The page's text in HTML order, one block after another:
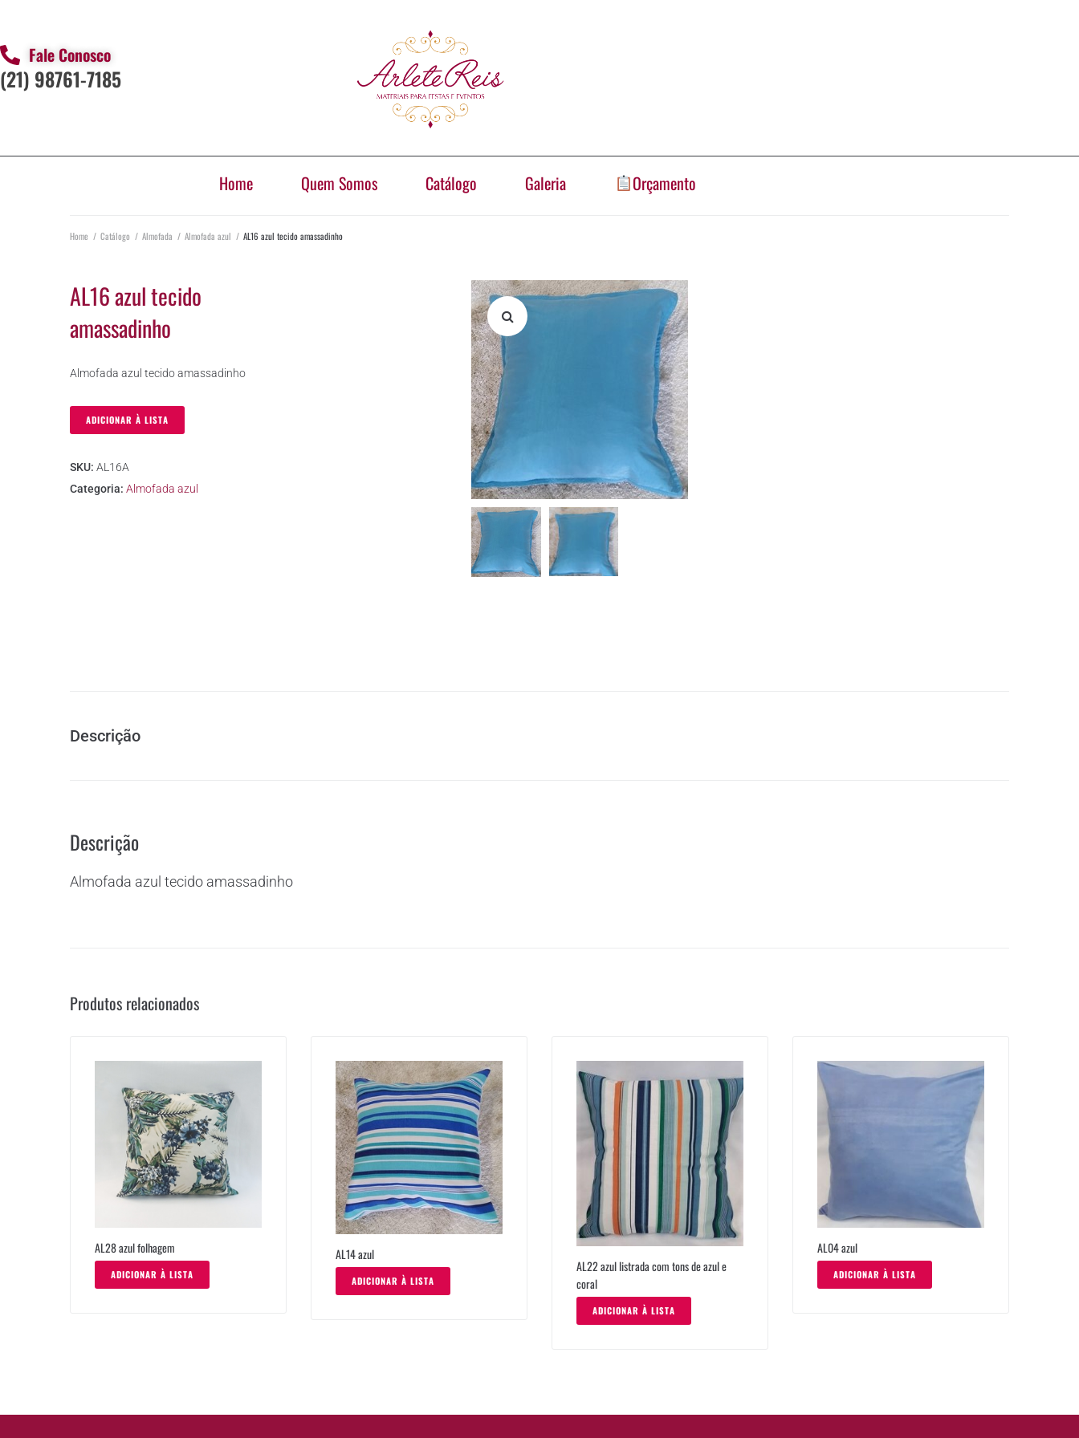
Fale Conosco
(21) 98761-7185
Home Quem Somos Catálogo Galeria Orçamento
Home / Catálogo / Almofada / Almofada azul / AL16 azul tecido amassadinho
AL16 azul tecido
amassadinho
Almofada azul tecido amassadinho
ADICIONAR À LISTA
SKU: AL16A
Categoria: Almofada azul
Descrição
Descrição
Almofada azul tecido amassadinho
Produtos relacionados
AL28 azul folhagem
ADICIONAR À LISTA
AL14 azul
ADICIONAR À LISTA
AL22 azul listrada com tons de azul e
coral
ADICIONAR À LISTA
AL04 azul
ADICIONAR À LISTA